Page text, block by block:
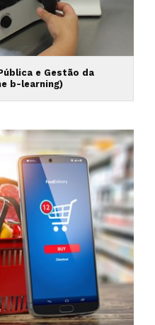
e Gestão da
b-learning)